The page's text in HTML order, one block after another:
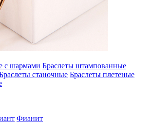
с шармами Браслеты штампованные
станочные Браслеты плетеные
Фианит